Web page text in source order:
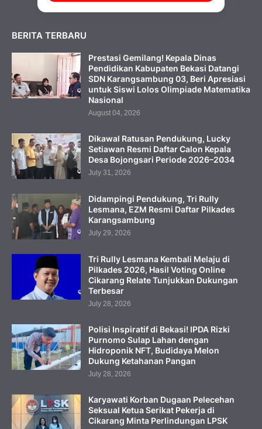
BERITA TERBARU
Prestasi Gemilang! Kepala Dinas
Pendidikan Kabupaten Bekasi Datangi
SDN Karangsambung 03, Beri Apresiasi
untuk Siswi Lolos Olimpiade Matematika
Nasional
August 04, 2026
Dikawal Ratusan Pendukung, Lucky
Setiawan Resmi Daftar Calon Kepala
Desa Bojongsari Periode 2026–2034
July 31, 2026
Didampingi Pendukung, Tri Rully
Lesmana, EZM Resmi Daftar Pilkades
Karangsambung
July 29, 2026
Tri Rully Lesmana Kembali Melaju di
Pilkades 2026, Hasil Voting Online
Cikarang Relate Tunjukkan Dukungan
Terbesar
July 28, 2026
Polisi Inspiratif di Bekasi! IPDA Rizki
Purnomo Sulap Lahan dengan
Hidroponik NFT, Budidaya Melon
Dukung Ketahanan Pangan
July 28, 2026
Karyawati Korban Dugaan Pelecehan
Seksual Ketua Serikat Pekerja di
Cikarang Minta Perlindungan LPSK